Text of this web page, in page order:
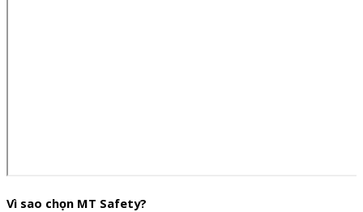
Vì sao chọn MT Safety?